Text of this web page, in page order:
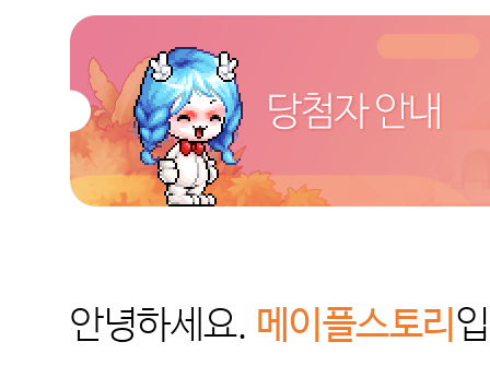
안녕하세요. 메이플스토리